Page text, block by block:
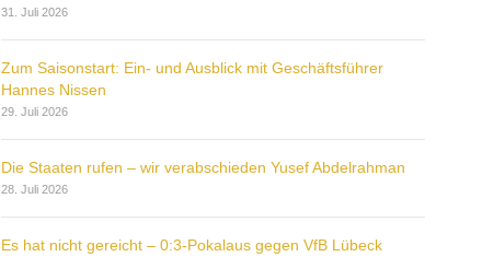
31. Juli 2026
Zum Saisonstart: Ein- und Ausblick mit Geschäftsführer
Hannes Nissen
29. Juli 2026
Die Staaten rufen – wir verabschieden Yusef Abdelrahman
28. Juli 2026
Es hat nicht gereicht – 0:3-Pokalaus gegen VfB Lübeck